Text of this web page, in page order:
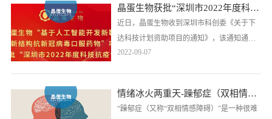
晶蛋生物获批“深圳市2022年度科技抗疫专项”
近日，晶蛋生物收到深圳市科创委《关于下
达科技计划资助项目的通知》，该通知通过
了晶蛋生物申报的“抗疫专2022036基于人工
〔2022〕32号）并获得“深圳市2022年度科技
抗疫专项”600万资助。 ……
2022-09-07
情绪冰火两重天-躁郁症（双相情感障碍）
“躁郁症（又称“双相情感障碍）”是一种很难